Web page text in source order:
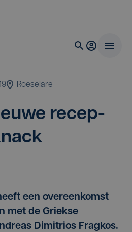
Roeselare
recep­
een overeenkomst
met de Griekse
Dimitrios Fragkos.